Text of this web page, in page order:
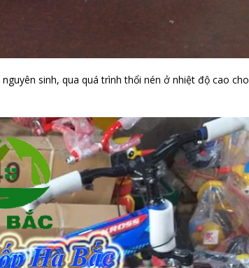
sinh, qua quá trình thổi nén ở nhiệt độ cao cho